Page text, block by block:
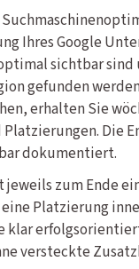
Ihres Google
sichtbar
gefunden
erhalten Sie
Die
dokumentiert.
zum Ende
Platzierung
klar
versteckte